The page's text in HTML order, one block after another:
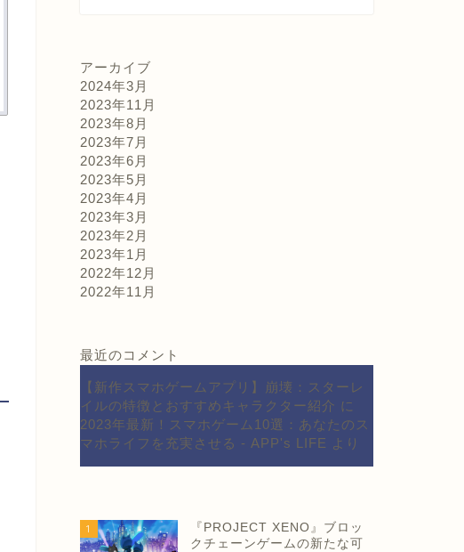
アーカイブ
2024年3月
2023年11月
2023年8月
2023年7月
2023年6月
2023年5月
2023年4月
2023年3月
2023年2月
2023年1月
2022年12月
2022年11月
最近のコメント
【新作スマホゲームアプリ】崩壊：スターレ
イルの特徴とおすすめキャラクター紹介 に
2023年最新！スマホゲーム10選：あなたのス
マホライフを充実させる - APP's LIFE より
1
『PROJECT XENO』ブロッ
クチェーンゲームの新たな可